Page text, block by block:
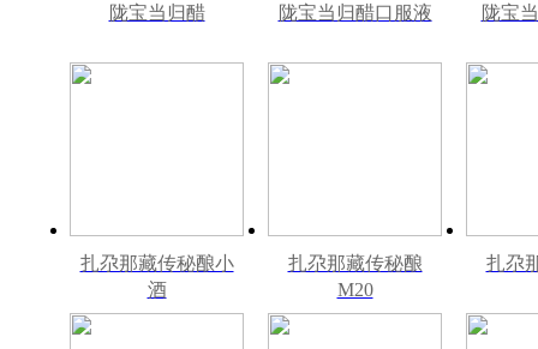
陇宝当归醋 陇宝当归醋口服液 陇宝
扎尕那藏传秘酿小
酒
扎尕那藏传秘酿
M20
扎尕